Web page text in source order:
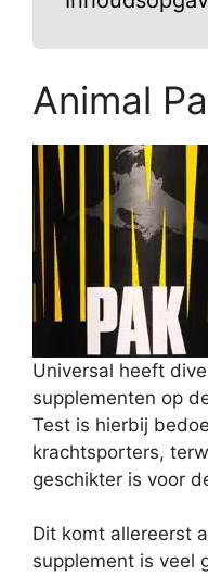
Animal
Universal heeft
supplementen op
Test is hierbij
krachtsporters,
geschikter is voor
Dit komt allereerst
supplement is veel